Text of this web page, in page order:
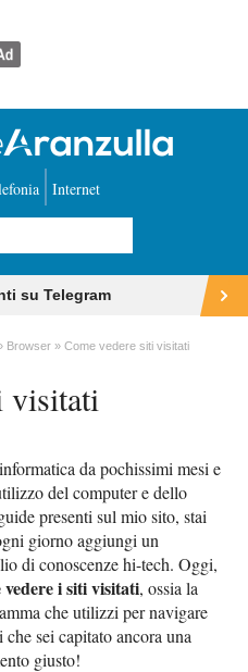
Internet
su Telegram
Browser Come vedere siti visitati
visitati
da pochissimi mesi e
del computer e dello
presenti sul mio sito, stai
giorno aggiungi un
di conoscenze hi-tech. Oggi,
vedere i siti visitati, ossia la
che utilizzi per navigare
sei capitato ancora una
giusto!